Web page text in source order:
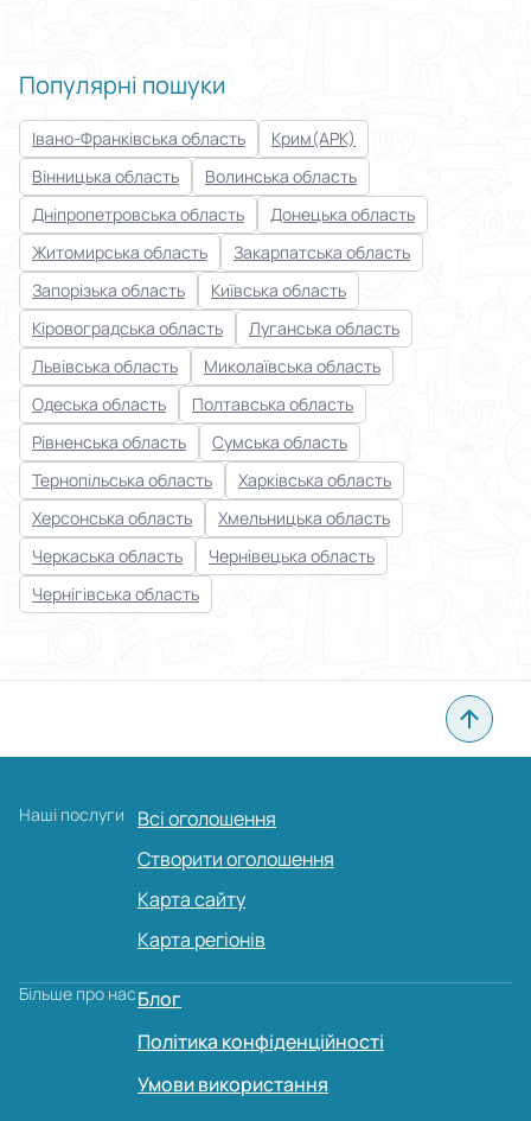
Застосувати
Скинути все
Популярні пошуки
Івано-Франківська область
Крим(АРК)
Вінницька область
Волинська область
Дніпропетровська область
Донецька область
Житомирська область
Закарпатська область
Запорізька область
Київська область
Кіровоградська область
Луганська область
Львівська область
Миколаївська область
Одеська область
Полтавська область
Рівненська область
Сумська область
Тернопільська область
Харківська область
Херсонська область
Хмельницька область
Черкаська область
Чернівецька область
Чернігівська область
Наші послуги
Всі оголошення
Створити оголошення
Карта сайту
Карта регіонів
Більше про насБлог
Політика конфіденційності
Умови використання